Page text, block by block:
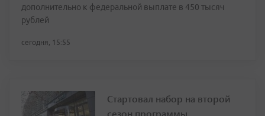
дополнительно к федеральной выплате в 450 тысяч
рублей
сегодня, 15:55
Стартовал набор на второй